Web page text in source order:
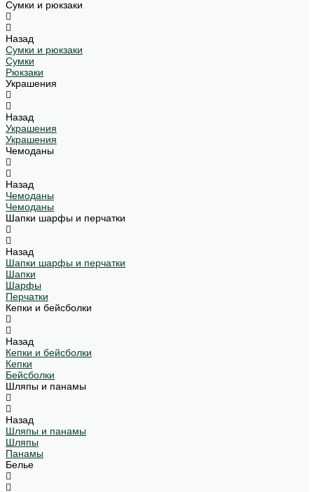
Сумки и рюкзаки
Назад
Сумки и рюкзаки
Сумки
Рюкзаки
Украшения
Назад
Украшения
Украшения
Чемоданы
Назад
Чемоданы
Чемоданы
Шапки шарфы и перчатки
Назад
Шапки шарфы и перчатки
Шапки
Шарфы
Перчатки
Кепки и бейсболки
Назад
Кепки и бейсболки
Кепки
Бейсболки
Шляпы и панамы
Назад
Шляпы и панамы
Шляпы
Панамы
Белье